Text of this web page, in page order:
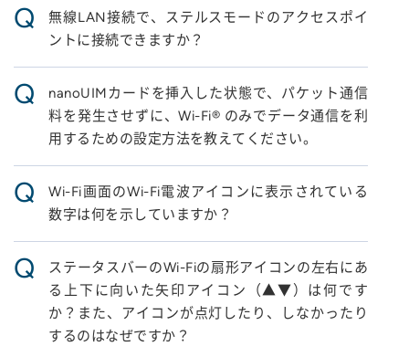
Q
無線LAN接続で、ステルスモードのアクセスポイ
ントに接続できますか？
Q
nanoUIMカードを挿入した状態で、パケット通信
料を発生させずに、Wi-Fi® のみでデータ通信を利
用するための設定方法を教えてください。
Q
Wi-Fi画面のWi-Fi電波アイコンに表示されている
数字は何を示していますか？
Q
ステータスバーのWi-Fiの扇形アイコンの左右にあ
る上下に向いた矢印アイコン（▲▼）は何です
か？また、アイコンが点灯したり、しなかったり
するのはなぜですか？